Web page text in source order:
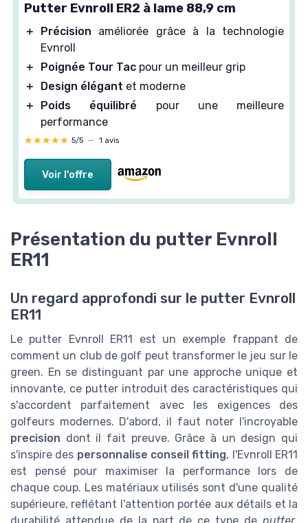
Putter Evnroll ER2 à lame 88,9 cm
＋ Précision améliorée grâce à la technologie
Evnroll
＋
Poignée Tour Tac pour un meilleur grip
＋
Design élégant et moderne
＋
Poids équilibré pour une meilleure
performance
★★★★★
★★★★★ 5/5 — 1 avis
Voir l'offre
Présentation du putter Evnroll
ER11
Un regard approfondi sur le putter Evnroll
ER11
Le putter Evnroll ER11 est un exemple frappant de
comment un club de golf peut transformer le jeu sur le
green. En se distinguant par une approche unique et
innovante, ce putter introduit des caractéristiques qui
s'accordent parfaitement avec les exigences des
golfeurs modernes. D'abord, il faut noter l'incroyable
precision dont il fait preuve. Grâce à un design qui
s'inspire des personnalise conseil fitting, l'Evnroll ER11
est pensé pour maximiser la performance lors de
chaque coup. Les matériaux utilisés sont d'une qualité
supérieure, reflétant l'attention portée aux détails et la